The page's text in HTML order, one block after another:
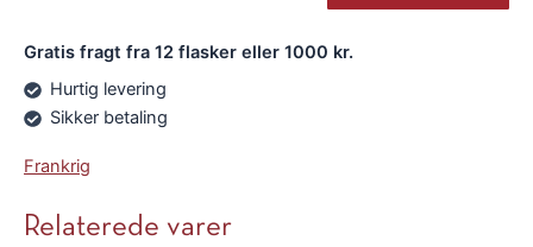
Gratis fragt fra 12 flasker eller 1000 kr.
Hurtig levering
Sikker betaling
Frankrig
Relaterede varer